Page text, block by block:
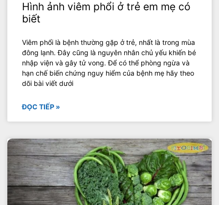
Hình ảnh viêm phổi ở trẻ em mẹ có
biết
Viêm phổi là bệnh thường gặp ở trẻ, nhất là trong mùa
đông lạnh. Đây cũng là nguyên nhân chủ yếu khiến bé
nhập viện và gây tử vong. Để có thể phòng ngừa và
hạn chế biến chứng nguy hiểm của bệnh mẹ hãy theo
dõi bài viết dưới
ĐỌC TIẾP »